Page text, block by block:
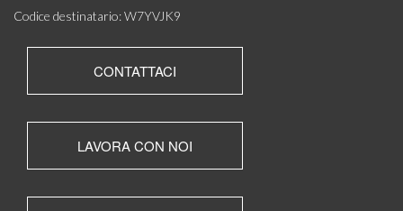
Codice destinatario: W7YVJK9
CONTATTACI
LAVORA CON NOI